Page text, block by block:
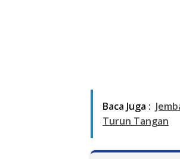
Baca Juga :
Turun Tangan